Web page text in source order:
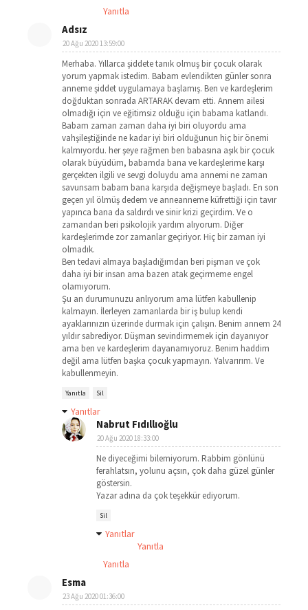
Yanıtla
Adsız
20 Ağu 2020 13:59:00
Merhaba. Yıllarca şiddete tanık olmuş bir çocuk olarak
yorum yapmak istedim. Babam evlendikten günler sonra
anneme şiddet uygulamaya başlamış. Ben ve kardeşlerim
doğduktan sonrada ARTARAK devam etti. Annem ailesi
olmadığı için ve eğitimsiz olduğu için babama katlandı.
Babam zaman zaman daha iyi biri oluyordu ama
vahşileştiğinde ne kadar iyi biri olduğunun hiç bir önemi
kalmıyordu. her şeye rağmen ben babasına aşık bir çocuk
olarak büyüdüm, babamda bana ve kardeşlerime karşı
gerçekten ilgili ve sevgi doluydu ama annemi ne zaman
savunsam babam bana karşıda değişmeye başladı. En son
geçen yıl ölmüş dedem ve anneanneme küfrettiği için tavır
yapınca bana da saldırdı ve sinir krizi geçirdim. Ve o
zamandan beri psikolojik yardım alıyorum. Diğer
kardeşlerimde zor zamanlar geçiriyor. Hiç bir zaman iyi
olmadık.
Ben tedavi almaya başladığımdan beri pişman ve çok
daha iyi bir insan ama bazen atak geçirmeme engel
olamıyorum.
Şu an durumunuzu anlıyorum ama lütfen kabullenip
kalmayın. İlerleyen zamanlarda bir iş bulup kendi
ayaklarınızın üzerinde durmak için çalışın. Benim annem 24
yıldır sabrediyor. Düşman sevindirmemek için dayanıyor
ama ben ve kardeşlerim dayanamıyoruz. Benim haddim
değil ama lütfen başka çocuk yapmayın. Yalvarırım. Ve
kabullenmeyin.
Yanıtla Sil
Yanıtlar
Nabrut Fıdıllıoğlu
20 Ağu 2020 18:33:00
Ne diyeceğimi bilemiyorum. Rabbim gönlünü
ferahlatsın, yolunu açsın, çok daha güzel günler
göstersin.
Yazar adına da çok teşekkür ediyorum.
Sil
Yanıtlar
Yanıtla
Yanıtla
Esma
23 Ağu 2020 01:36:00